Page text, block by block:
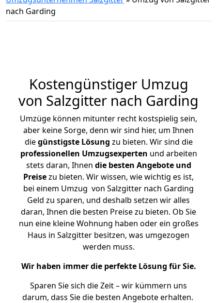
nach Garding
Kostengünstiger Umzug
von Salzgitter nach Garding
Umzüge können mitunter recht kostspielig sein,
aber keine Sorge, denn wir sind hier, um Ihnen
diegünstigste Lösung zu bieten. Wir sind die
professionellen Umzugsexperten und arbeiten
stets daran, Ihnen die besten Angebote und
Preisezu bieten. Wir wissen, wie wichtig es ist,
bei einem Umzug von Salzgitter nach Garding
Geld zu sparen, und deshalb setzen wir alles
daran, Ihnen die besten Preise zu bieten. Ob Sie
nun eine kleine Wohnung haben oder ein großes
Haus in Salzgitter besitzen, was umgezogen
werden muss.
Wir haben immer die perfekte Lösung für Sie.
Sparen Sie sich die Zeit – wir kümmern uns
darum, dass Sie die besten Angebote erhalten.